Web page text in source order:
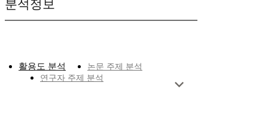
분석정보
활용도 분석
논문 주제 분석
연구자 주제 분석